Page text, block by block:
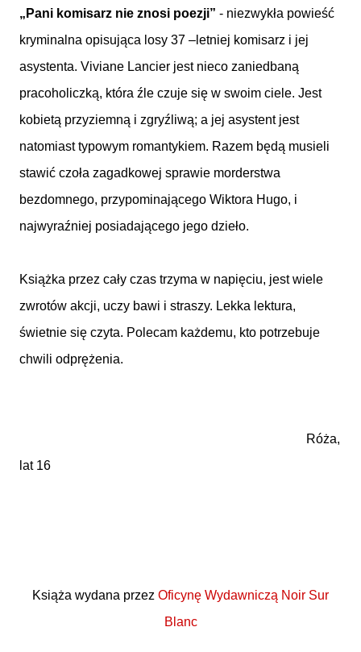
„Pani komisarz nie znosi poezji” - niezwykła powieść
kryminalna opisująca losy 37 –letniej komisarz i jej
asystenta. Viviane Lancier jest nieco zaniedbaną
pracoholiczką, która źle czuje się w swoim ciele. Jest
kobietą przyziemną i zgryźliwą; a jej asystent jest
natomiast typowym romantykiem. Razem będą musieli
stawić czoła zagadkowej sprawie morderstwa
bezdomnego, przypominającego Wiktora Hugo, i
najwyraźniej posiadającego jego dzieło.
Książka przez cały czas trzyma w napięciu, jest wiele
zwrotów akcji, uczy bawi i straszy. Lekka lektura,
świetnie się czyta. Polecam każdemu, kto potrzebuje
chwili odprężenia.
Róża,
lat 16
Książa wydana przez Oficynę Wydawniczą Noir Sur
Blanc